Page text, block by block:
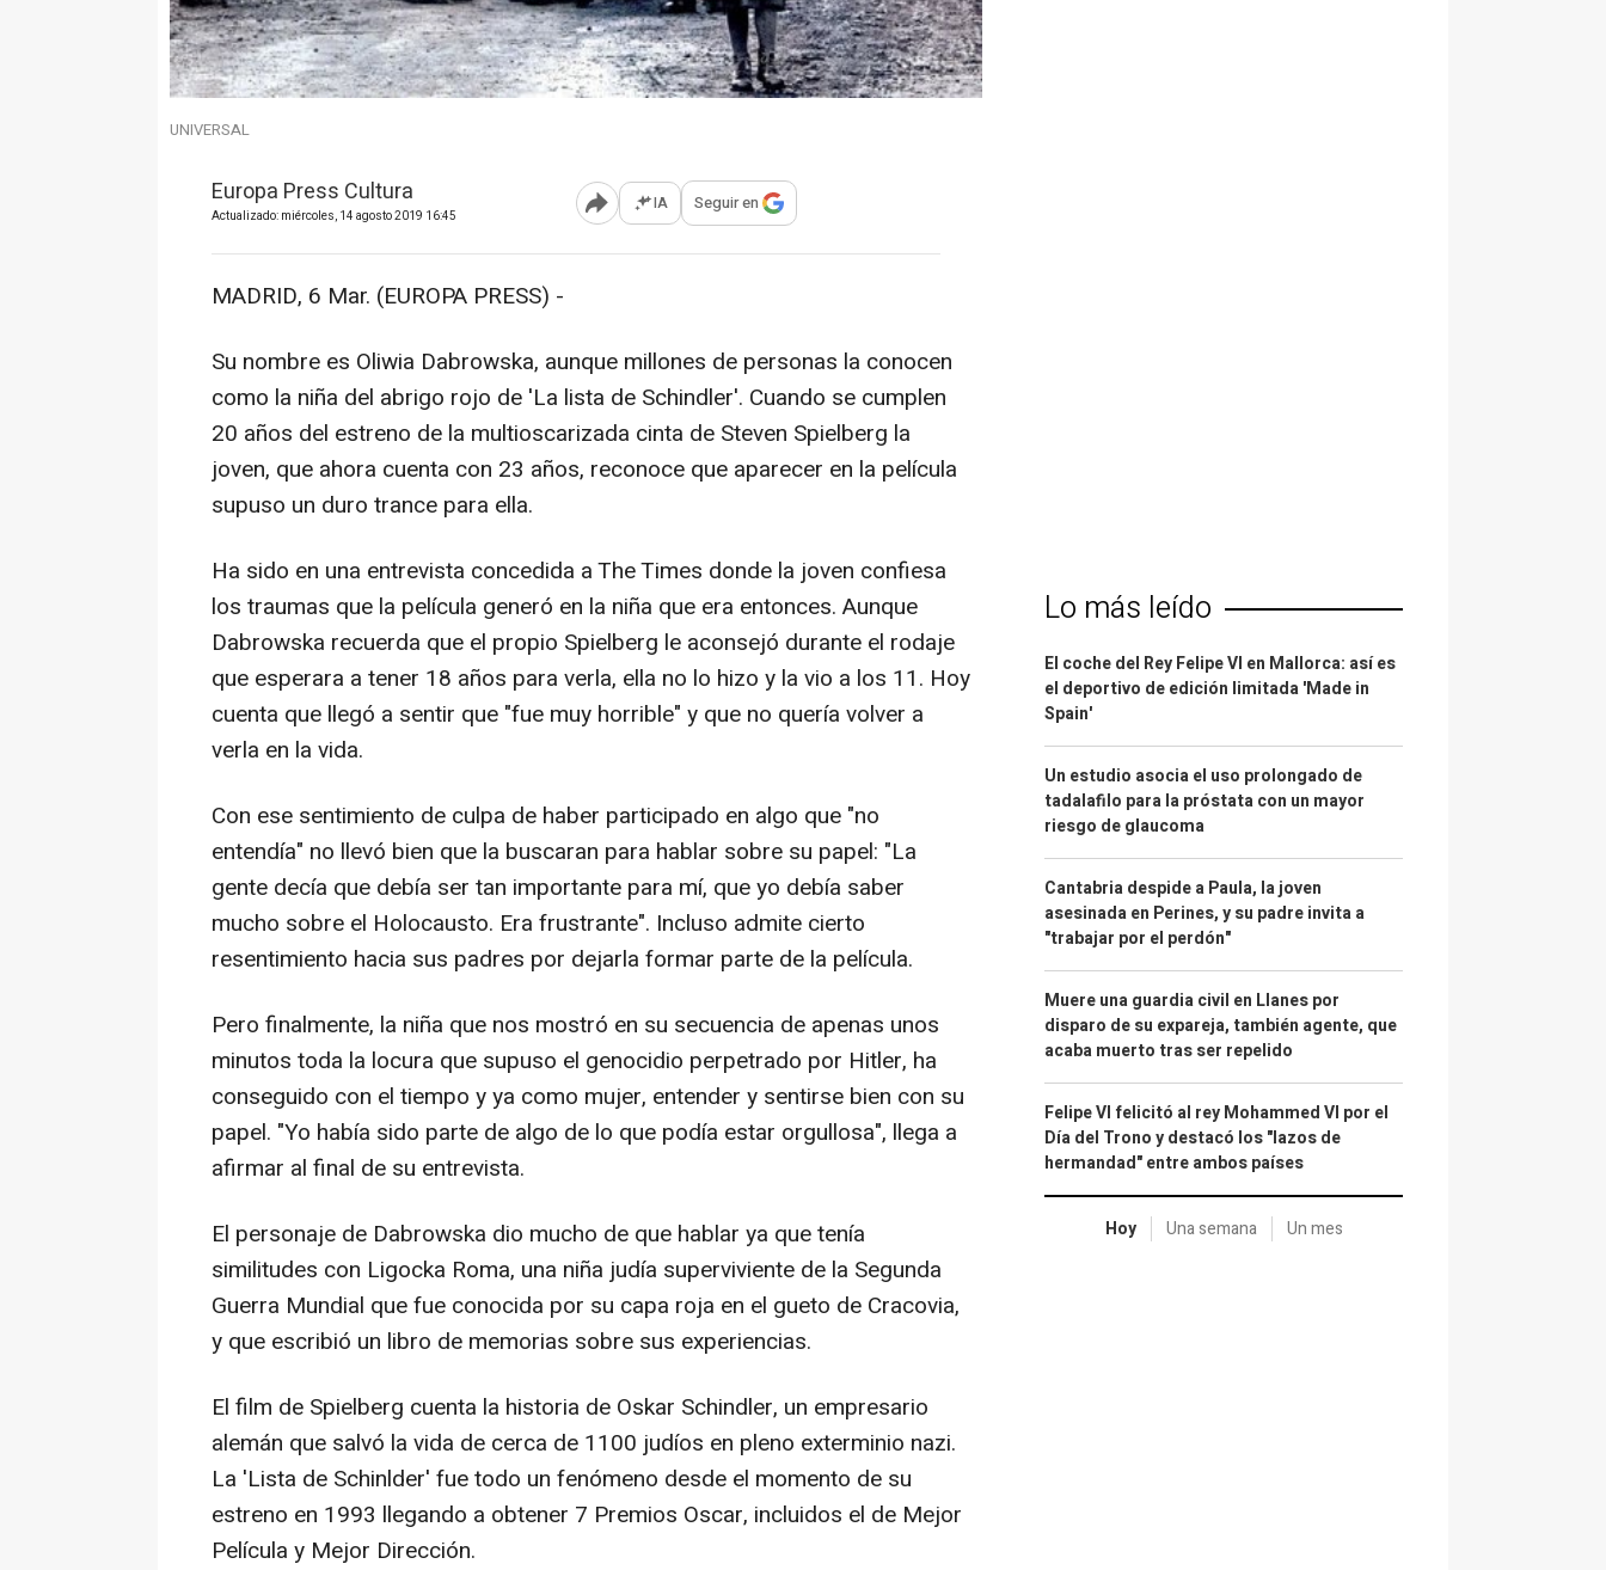
UNIVERSAL
Europa Press Cultura
Actualizado: miércoles, 14 agosto 2019 16:45 Abrir opciones para compartir
IA Seguir en
MADRID, 6 Mar. (EUROPA PRESS) -
Su nombre es Oliwia Dabrowska, aunque millones de personas la conocen
como la niña del abrigo rojo de 'La lista de Schindler'. Cuando se cumplen
20 años del estreno de la multioscarizada cinta de Steven Spielberg la
joven, que ahora cuenta con 23 años, reconoce que aparecer en la película
supuso un duro trance para ella.
Ha sido en una entrevista concedida a The Times donde la joven confiesa
los traumas que la película generó en la niña que era entonces. Aunque
Dabrowska recuerda que el propio Spielberg le aconsejó durante el rodaje
que esperara a tener 18 años para verla, ella no lo hizo y la vio a los 11. Hoy
cuenta que llegó a sentir que "fue muy horrible" y que no quería volver a
verla en la vida.
Con ese sentimiento de culpa de haber participado en algo que "no
entendía" no llevó bien que la buscaran para hablar sobre su papel: "La
gente decía que debía ser tan importante para mí, que yo debía saber
mucho sobre el Holocausto. Era frustrante". Incluso admite cierto
resentimiento hacia sus padres por dejarla formar parte de la película.
Pero finalmente, la niña que nos mostró en su secuencia de apenas unos
minutos toda la locura que supuso el genocidio perpetrado por Hitler, ha
conseguido con el tiempo y ya como mujer, entender y sentirse bien con su
papel. "Yo había sido parte de algo de lo que podía estar orgullosa", llega a
afirmar al final de su entrevista.
El personaje de Dabrowska dio mucho de que hablar ya que tenía
similitudes con Ligocka Roma, una niña judía superviviente de la Segunda
Guerra Mundial que fue conocida por su capa roja en el gueto de Cracovia,
y que escribió un libro de memorias sobre sus experiencias.
El film de Spielberg cuenta la historia de Oskar Schindler, un empresario
alemán que salvó la vida de cerca de 1100 judíos en pleno exterminio nazi.
La 'Lista de Schinlder' fue todo un fenómeno desde el momento de su
estreno en 1993 llegando a obtener 7 Premios Oscar, incluidos el de Mejor
Película y Mejor Dirección.
Lo más leído
El coche del Rey Felipe VI en Mallorca: así es
el deportivo de edición limitada 'Made in
Spain'
Un estudio asocia el uso prolongado de
tadalafilo para la próstata con un mayor
riesgo de glaucoma
Cantabria despide a Paula, la joven
asesinada en Perines, y su padre invita a
"trabajar por el perdón"
Muere una guardia civil en Llanes por
disparo de su expareja, también agente, que
acaba muerto tras ser repelido
Felipe VI felicitó al rey Mohammed VI por el
Día del Trono y destacó los "lazos de
hermandad" entre ambos países
Hoy Una semana Un mes